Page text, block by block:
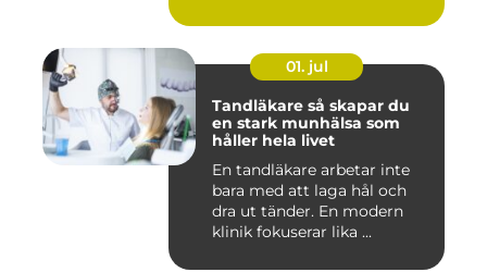
01. jul
Tandläkare så skapar du
en stark munhälsa som
håller hela livet
En tandläkare arbetar inte
bara med att laga hål och
dra ut tänder. En modern
klinik fokuserar lika ...